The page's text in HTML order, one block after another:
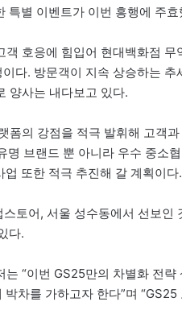
특별 이벤트가 이번 흥행에 주
객 호응에 힘입어 현대백화점
다. 방문객이 지속 상승하는 추
양사는 내다보고 있다.
폼의 강점을 적극 발휘해 고객
명 브랜드 뿐 아니라 우수 중소
또한 적극 추진해 갈 계획이다.
토어, 서울 성수동에서 선보
다.
“이번 GS25만의 차별화 전
차를 가하고자 한다”며